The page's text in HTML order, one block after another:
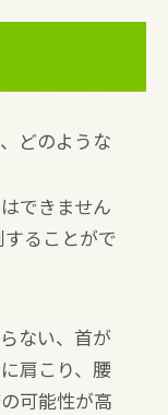
どのような
できません
ることがで
ない、首が
肩こり、腰
可能性が高